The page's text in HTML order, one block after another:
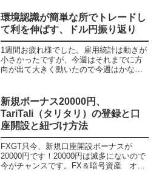
ランだけ考えておきましたドル円チャネ
ル 週足 日足月足日足...
環境認識が簡単な所でトレードし
て利を伸ばす、ドル円振り返り
1週間お疲れ様でした。雇用統計は動きが
小さかったですが、今週はそれまでに方
向が出て大きく動いたので今週はかなり
💦パーフェクトオーダー今週はパーフェ
クトオーダーの通貨ペア...
新規ボーナス20000円、
TariTali（タリタリ）の登録と口
座開設と紐づけ方法
FXGT只今、新規口座開設ボーナスが
20000円です！20000円は滅多にないので
今がチャンスです。FX＆暗号資産 オー